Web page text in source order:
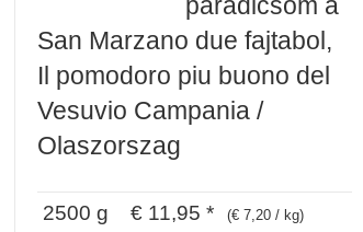
San Marzano due fajtabol,
Il pomodoro piu buono del
Vesuvio Campania /
Olaszorszag
2500 g € 11,95 * (€ 7,20 / kg)